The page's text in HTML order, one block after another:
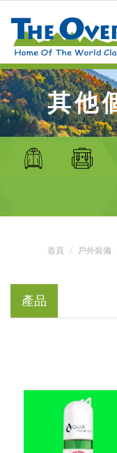
其他
首頁 戶外裝備
產品